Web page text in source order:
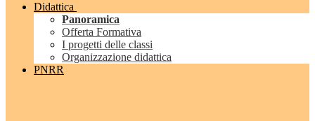
Didattica
Panoramica
Offerta Formativa
I progetti delle classi
Organizzazione didattica
PNRR